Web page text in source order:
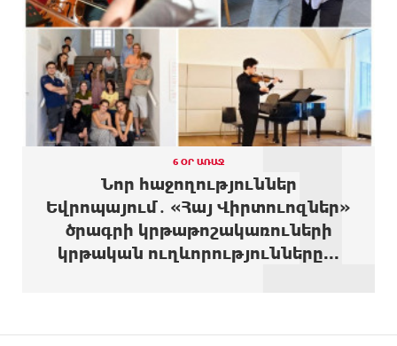
ԱՌԱՋ
Իրանը և Օմանը պլանավորում են փոխել
Հորմուզի նեղուցի նավագնացության
կառուցվածքը
8 ՐՈՊԵ
ԱՌԱՋ
8-ամյա Մոնթե Մուրադյանն ու Սյունե Քոսակյանը
հաղթահարել են Արարատի գագաթը
Վթար Լոռու մարզում․ փրկարարները վարորդին
դուրս են բերել արգելափակումից
ՄԵԿ ԺԱՄԵրևանում երթուղիների փոփոխություն կլինի
ԱՌԱՋ
մահվան մասին
6 ՕՐ ԱՌԱՋ
Նոր հաջողություններ
Եվրոպայում․ «Հայ Վիրտուոզներ»
ծրագրի կրթաթոշակառուների
կրթական ուղևորությունները...
1